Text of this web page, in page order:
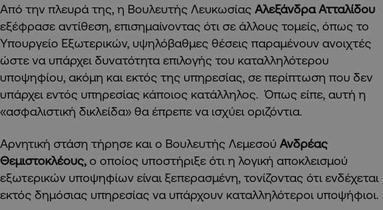
Από την πλευρά της, η Βουλευτής Λευκωσίας Αλεξάνδρα Ατταλίδου
εξέφρασε αντίθεση, επισημαίνοντας ότι σε άλλους τομείς, όπως το
Υπουργείο Εξωτερικών, υψηλόβαθμες θέσεις παραμένουν ανοιχτές
ώστε να υπάρχει δυνατότητα επιλογής του καταλληλότερου
υποψηφίου, ακόμη και εκτός της υπηρεσίας, σε περίπτωση που δεν
υπάρχει εντός υπηρεσίας κάποιος κατάλληλος. Όπως είπε, αυτή η
«ασφαλιστική δικλείδα» θα έπρεπε να ισχύει οριζόντια.
Αρνητική στάση τήρησε και ο Βουλευτής Λεμεσού Ανδρέας
Θεμιστοκλέους, ο οποίος υποστήριξε ότι η λογική αποκλεισμού
εξωτερικών υποψηφίων είναι ξεπερασμένη, τονίζοντας ότι ενδέχεται
εκτός δημόσιας υπηρεσίας να υπάρχουν καταλληλότεροι υποψήφιοι.